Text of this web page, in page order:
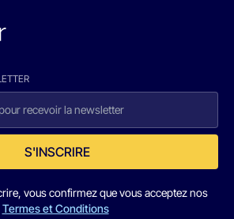
S'INSCRIRE
vous confirmez que vous acceptez nos
Termes et Conditions